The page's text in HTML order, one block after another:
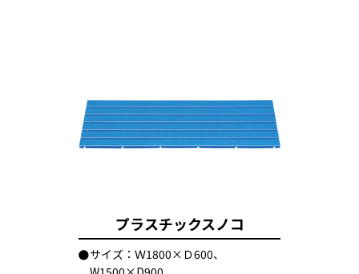
プラスチックスノコ
サイズ：Ｗ1800×Ｄ600、